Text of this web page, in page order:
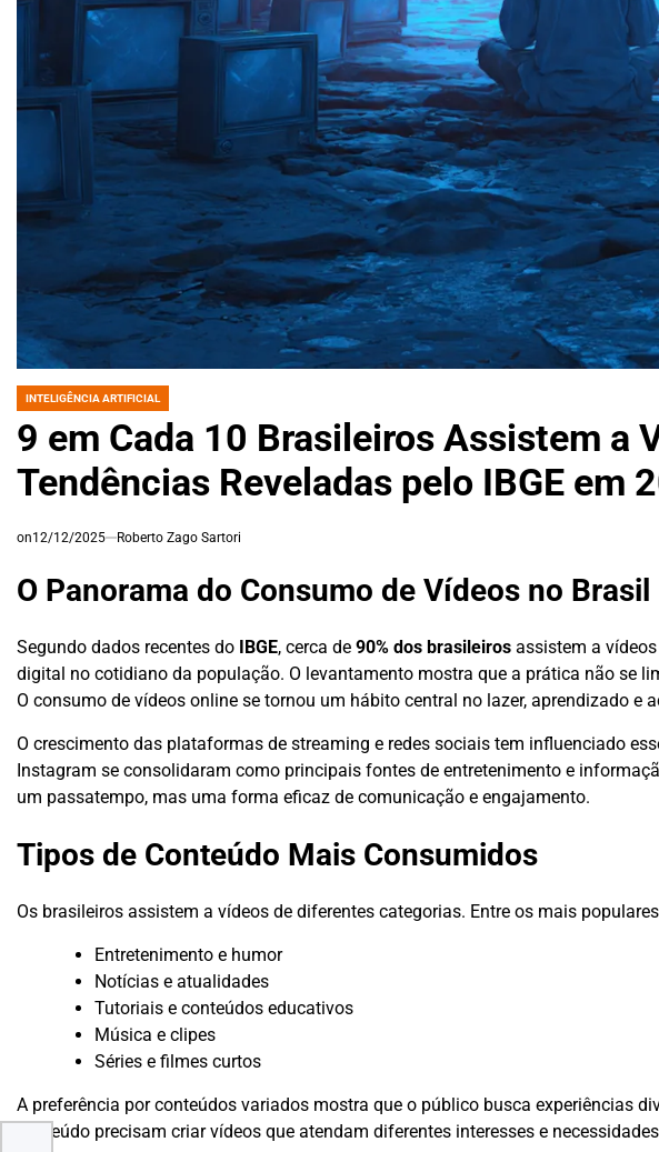
POSTED
INTELIGÊNCIA ARTIFICIAL
9 em Cada 10 Brasileiros Assistem a
Tendências Reveladas pelo IBGE em
on12/12/2025 Roberto Zago Sartori
O Panorama do Consumo de Vídeos no Brasil
Segundo dados recentes do IBGE, cerca de 90% dos brasileiros assistem a
digital no cotidiano da população. O levantamento mostra que a prática não se
O consumo de vídeos online se tornou um hábito central no lazer, aprendizado e
O crescimento das plataformas de streaming e redes sociais tem influenciado
Instagram se consolidaram como principais fontes de entretenimento e
um passatempo, mas uma forma eficaz de comunicação e engajamento.
Tipos de Conteúdo Mais Consumidos
Os brasileiros assistem a vídeos de diferentes categorias. Entre os mais
Entretenimento e humor
Notícias e atualidades
Tutoriais e conteúdos educativos
Música e clipes
Séries e filmes curtos
A preferência por conteúdos variados mostra que o público busca experiências
conteúdo precisam criar vídeos que atendam diferentes interesses e